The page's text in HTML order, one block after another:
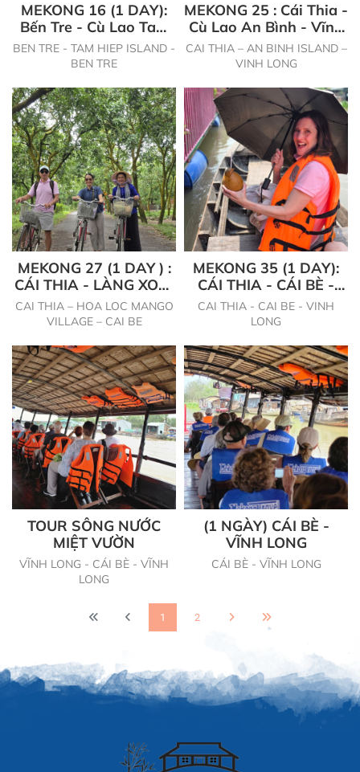
MEKONG 16 (1 DAY):
Bến Tre - Cù Lao Tam
Hiệp - Bến Tre
BEN TRE - TAM HIEP ISLAND -
BEN TRE
MEKONG 25 : Cái Thia -
Cù Lao An Bình - Vĩnh
Long
CAI THIA – AN BINH ISLAND –
VINH LONG
MEKONG 27 (1 DAY ) :
CÁI THIA - LÀNG XOÀI
CÁT HOÀ LỘC - CÁI BÈ
CAI THIA – HOA LOC MANGO
VILLAGE – CAI BE
MEKONG 35 (1 DAY):
CÁI THIA - CÁI BÈ -
VĨNH LONG
CAI THIA - CAI BE - VINH
LONG
TOUR SÔNG NƯỚC
MIỆT VƯỜN
VĨNH LONG - CÁI BÈ - VĨNH
LONG
(1 NGÀY) CÁI BÈ -
VĨNH LONG
CÁI BÈ - VĨNH LONG
1 2